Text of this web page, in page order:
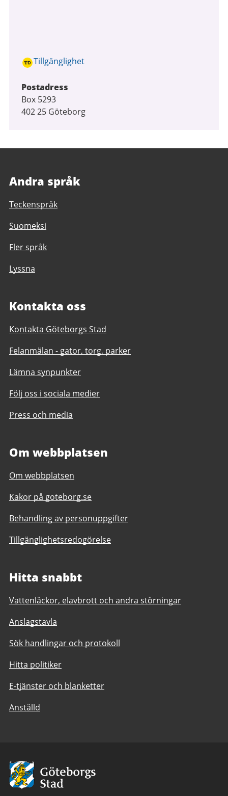
Tillgänglighet
Postadress
Box 5293
402 25 Göteborg
Andra språk
Teckenspråk
Suomeksi
Fler språk
Lyssna
Kontakta oss
Kontakta Göteborgs Stad
Felanmälan - gator, torg, parker
Lämna synpunkter
Följ oss i sociala medier
Press och media
Om webbplatsen
Om webbplatsen
Kakor på goteborg.se
Behandling av personuppgifter
Tillgänglighetsredogörelse
Hitta snabbt
Vattenläckor, elavbrott och andra störningar
Anslagstavla
Sök handlingar och protokoll
Hitta politiker
E-tjänster och blanketter
Anställd
Avsändare:
Göteborgs
Stad